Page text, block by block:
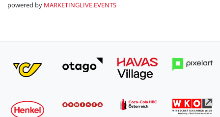
powered by MARKETINGLIVE.EVENTS